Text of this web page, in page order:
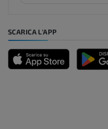
SCARICA L'APP